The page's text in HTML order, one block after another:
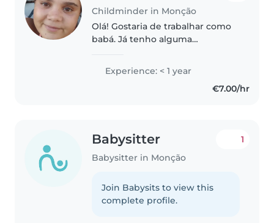
Childminder in Monção
Olá! Gostaria de trabalhar como
babá. Já tenho alguma
amigos. Sou criativa, divertida e
enérgica, e além de cuidar de
Experience: < 1 year
€7.00/hr
Babysitter
Babysitter in Monção
1
Join Babysits to view this
complete profile.